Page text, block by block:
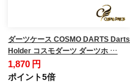
ダーツケース COSMO DARTS Darts
Holder コスモダーツ ダーツホ …
1,870 円
ポイント5倍